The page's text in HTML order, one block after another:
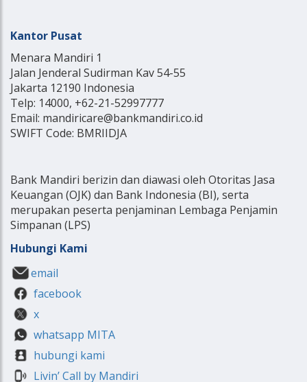
Kantor Pusat
Menara Mandiri 1
Jalan Jenderal Sudirman Kav 54-55
Jakarta 12190 Indonesia
Telp: 14000, +62-21-52997777
Email: mandiricare@bankmandiri.co.id
SWIFT Code: BMRIIDJA
Bank Mandiri berizin dan diawasi oleh Otoritas Jasa
Keuangan (OJK) dan Bank Indonesia (BI), serta
merupakan peserta penjaminan Lembaga Penjamin
Simpanan (LPS)
Hubungi Kami
email
facebook
x
whatsapp MITA
hubungi kami
Livin’ Call by Mandiri